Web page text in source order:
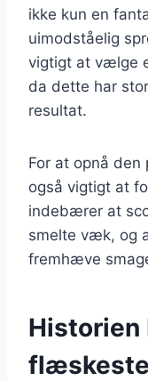
ikke kun en
uimodståelig
vigtigt at vælge
da dette har
resultat.
For at opnå
også vigtigt at
indebærer at
smelte væk, og
fremhæve